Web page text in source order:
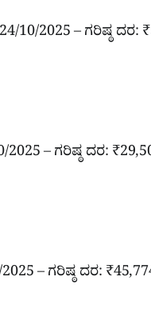
10/2025 – ಗರಿಷ್ಠ ದರ:
2025 – ಗರಿಷ್ಠ ದರ:
– ಗರಿಷ್ಠ ದರ: